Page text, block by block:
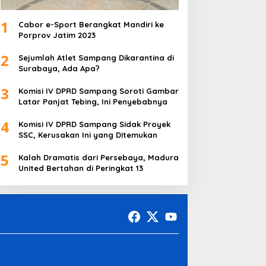
1
Cabor e-Sport Berangkat Mandiri ke
Porprov Jatim 2023
2
Sejumlah Atlet Sampang Dikarantina di
Surabaya, Ada Apa?
3
Komisi IV DPRD Sampang Soroti Gambar
Latar Panjat Tebing, Ini Penyebabnya
4
Komisi IV DPRD Sampang Sidak Proyek
SSC, Kerusakan Ini yang Ditemukan
5
Kalah Dramatis dari Persebaya, Madura
United Bertahan di Peringkat 13